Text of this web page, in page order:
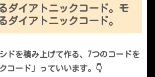
ダイアトニックコード。モ
ダイアトニックコード。
ドを積み上げて作る、7つのコードを
コード」っていいます。👇